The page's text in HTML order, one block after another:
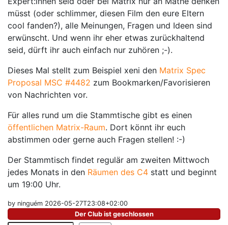
müsst (oder schlimmer, diesen Film den eure Eltern
cool fanden?), alle Meinungen, Fragen und Ideen sind
erwünscht. Und wenn ihr eher etwas zurückhaltend
seid, dürft ihr auch einfach nur zuhören ;-).
Dieses Mal stellt zum Beispiel xeni den Matrix Spec
Proposal MSC #4482 zum Bookmarken/Favorisieren
von Nachrichten vor.
Für alles rund um die Stammtische gibt es einen
öffentlichen Matrix-Raum. Dort könnt ihr euch
abstimmen oder gerne auch Fragen stellen! :-)
Der Stammtisch findet regulär am zweiten Mittwoch
jedes Monats in den Räumen des C4 statt und beginnt
um 19:00 Uhr.
by ninguém 2026-05-27T23:08+02:00
Der Club ist geschlossen